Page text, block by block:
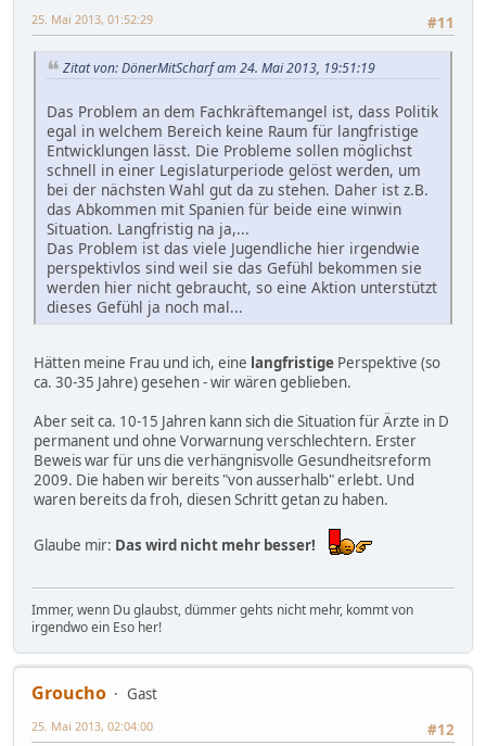
#11
25. Mai 2013, 01:52:29
Zitat von: DönerMitScharf am 24. Mai 2013, 19:51:19
Das Problem an dem Fachkräftemangel ist, dass Politik
egal in welchem Bereich keine Raum für langfristige
Entwicklungen lässt. Die Probleme sollen möglichst
schnell in einer Legislaturperiode gelöst werden, um
bei der nächsten Wahl gut da zu stehen. Daher ist z.B.
das Abkommen mit Spanien für beide eine winwin
Situation. Langfristig na ja,...
Das Problem ist das viele Jugendliche hier irgendwie
perspektivlos sind weil sie das Gefühl bekommen sie
werden hier nicht gebraucht, so eine Aktion unterstützt
dieses Gefühl ja noch mal...
Hätten meine Frau und ich, eine langfristige Perspektive (so
ca. 30-35 Jahre) gesehen - wir wären geblieben.
Aber seit ca. 10-15 Jahren kann sich die Situation für Ärzte in D
permanent und ohne Vorwarnung verschlechtern. Erster
Beweis war für uns die verhängnisvolle Gesundheitsreform
2009. Die haben wir bereits "von ausserhalb" erlebt. Und
waren bereits da froh, diesen Schritt getan zu haben.
Glaube mir: Das wird nicht mehr besser!
Immer, wenn Du glaubst, dümmer gehts nicht mehr, kommt von
irgendwo ein Eso her!
Groucho
Gast
#12
25. Mai 2013, 02:04:00